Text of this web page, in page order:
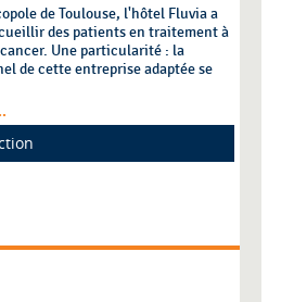
de Toulouse, l'hôtel Fluvia a
des patients en traitement à
Une particularité : la
de cette entreprise adaptée se